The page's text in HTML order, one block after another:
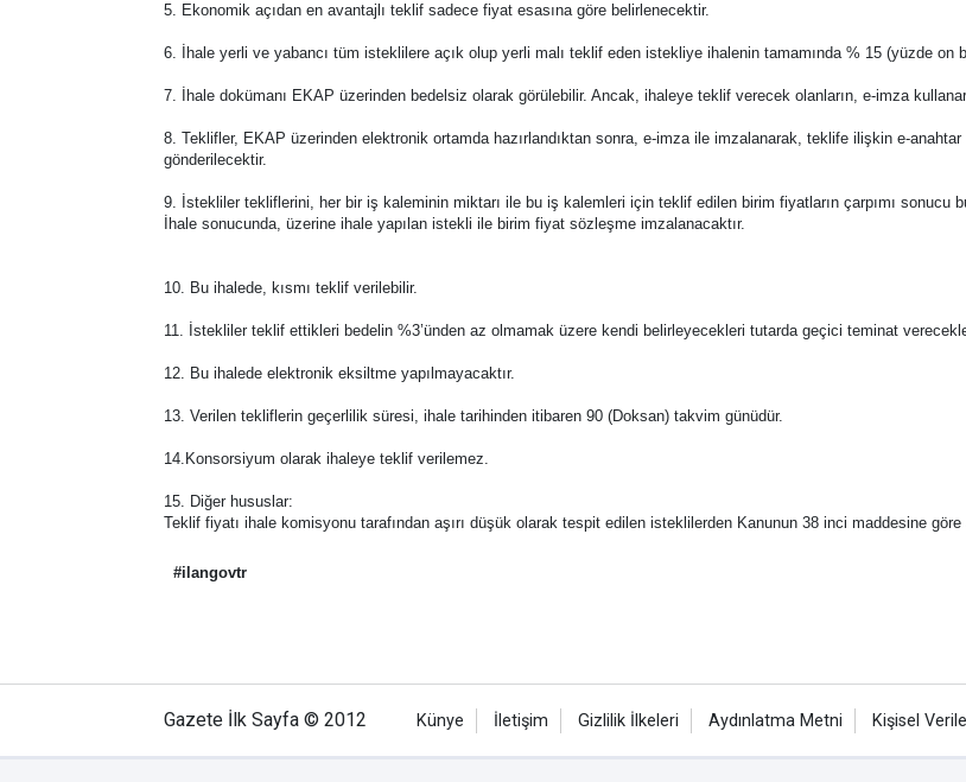
5. Ekonomik açıdan en avantajlı teklif sadece fiyat esasına göre belirlenecektir.
6. İhale yerli ve yabancı tüm isteklilere açık olup yerli malı teklif eden istekliye ihalenin tamamında % 15 (yüzde on
7. İhale dokümanı EKAP üzerinden bedelsiz olarak görülebilir. Ancak, ihaleye teklif verecek olanların, e-imza
8. Teklifler, EKAP üzerinden elektronik ortamda hazırlandıktan sonra, e-imza ile imzalanarak, teklife ilişkin e-
gönderilecektir.
9. İstekliler tekliflerini, her bir iş kaleminin miktarı ile bu iş kalemleri için teklif edilen birim fiyatların çarpımı
İhale sonucunda, üzerine ihale yapılan istekli ile birim fiyat sözleşme imzalanacaktır.
10. Bu ihalede, kısmı teklif verilebilir.
11. İstekliler teklif ettikleri bedelin %3’ünden az olmamak üzere kendi belirleyecekleri tutarda geçici teminat
12. Bu ihalede elektronik eksiltme yapılmayacaktır.
13. Verilen tekliflerin geçerlilik süresi, ihale tarihinden itibaren 90 (Doksan) takvim günüdür.
14.Konsorsiyum olarak ihaleye teklif verilemez.
15. Diğer hususlar:
Teklif fiyatı ihale komisyonu tarafından aşırı düşük olarak tespit edilen isteklilerden Kanunun 38 inci maddesine
#ilangovtr
Gazete İlk Sayfa © 2012 Künye İletişim Gizlilik İlkeleri Aydınlatma Metni Kişisel